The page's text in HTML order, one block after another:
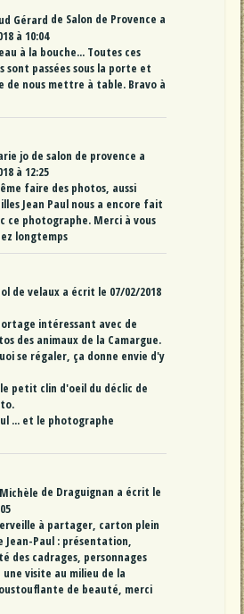
Gérard de Salon de Provence a
à 10:04
à la bouche... Toutes ces
sont passées sous la porte et
de nous mettre à table. Bravo à
jo de salon de provence a
à 12:25
faire des photos, aussi
Jean Paul nous a encore fait
ce photographe. Merci à vous
longtemps
de velaux a écrit le 07/02/2018
intéressant avec de
des animaux de la Camargue.
se régaler, ça donne envie d'y
petit clin d'oeil du déclic de
... et le photographe
de Draguignan a écrit le
à partager, carton plein
Jean-Paul : présentation,
des cadrages, personnages
une visite au milieu de la
de beauté, merci